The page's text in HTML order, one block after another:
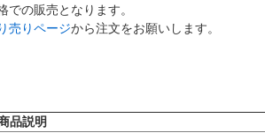
の販売となります。
売りページから注文をお願いします。
品説明